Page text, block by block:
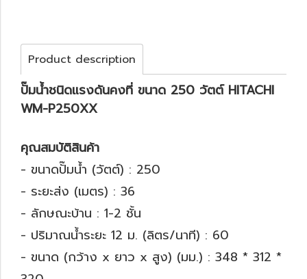
Product description
ปั๊มน้ำชนิดแรงดันคงที่ ขนาด 250 วัตต์ HITACHI
WM-P250XX
คุณสมบัติสินค้า
- ขนาดปั๊มน้ำ (วัตต์) : 250
- ระยะส่ง (เมตร) : 36
- ลักษณะบ้าน : 1-2 ชั้น
- ปริมาณน้ำระยะ 12 ม. (ลิตร/นาที) : 60
- ขนาด (กว้าง x ยาว x สูง) (มม.) : 348 * 312 *